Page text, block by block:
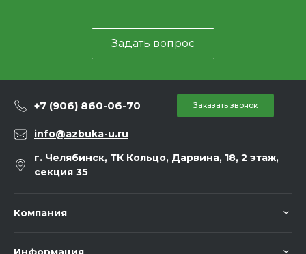
Задать вопрос
+7 (906) 860-06-70 Заказать звонок
info@azbuka-u.ru
г. Челябинск, ТК Кольцо, Дарвина, 18, 2 этаж,
секция 35
Компания